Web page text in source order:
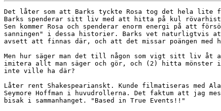
Det låter som att Barks tyckte Rosa tog det hela
Barks spenderar sitt liv med att hitta på kul
Sen kommer Rosa och spenderar enorm energi på att
sanningen" i dessa historier. Barks vet naturligtvis
avsett att finnas där, och att det missar poängen med
Men hur säger man det till någon som vigt sitt liv åt
imitera allt man säger och gör, och (2) hitta mönster i
inte ville ha där?
Låter rent Shakespearianskt. Kunde filmatiseras med
Seymore Hoffman i huvudrollerna. Det faktum att jag
bisak i sammanhanget. "Based in True Events!!"